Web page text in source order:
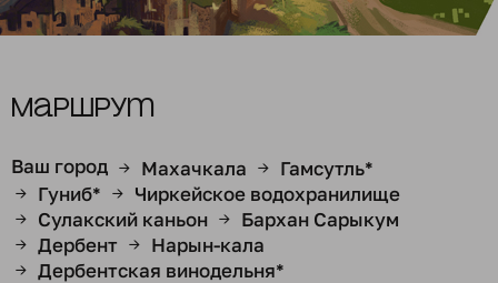
Маршрут
Ваш город → Махачкала → Гамсутль*
→ Гуниб* → Чиркейское водохранилище
→ Сулакский каньон → Бархан Сарыкум
→ Дербент → Нарын-кала
→ Дербентская винодельня*